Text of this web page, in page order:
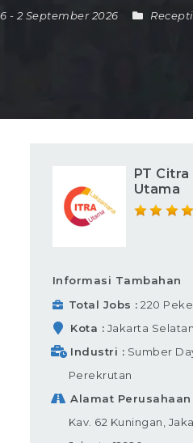
- 2 September 2026
PT
Utama
Informasi Tambahan
Total Jobs
220
Kota
Jakarta Selatan
Industri
Sumber
Perekrutan
Alamat Perusahaan
Kav. 62 Kuningan,